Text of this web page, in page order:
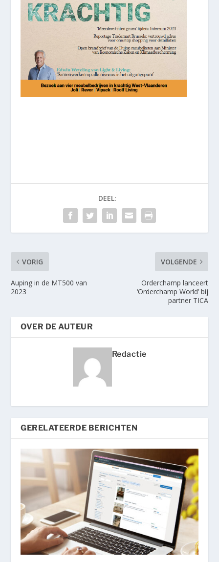
DEEL:
VORIG
Auping in de MT500 van
2023
VOLGENDE
Orderchamp lanceert
‘Orderchamp World’ bij
partner TICA
OVER DE AUTEUR
Redactie
GERELATEERDE BERICHTEN